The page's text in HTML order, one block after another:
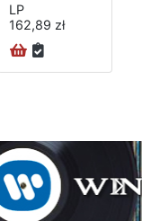
LP
162,89 zł